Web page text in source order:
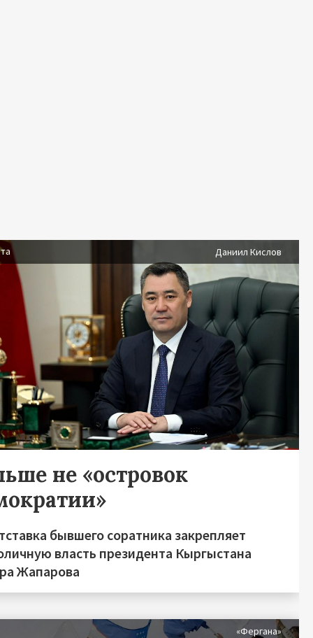
Даниил Кислов
не «островок
бывшего соратника закрепляет
власть президента Кыргыстана
Жапарова
«Фергана»